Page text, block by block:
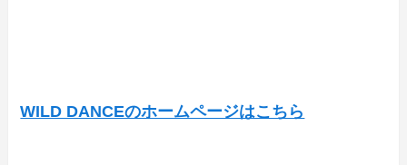
WILD DANCEのホームページはこちら